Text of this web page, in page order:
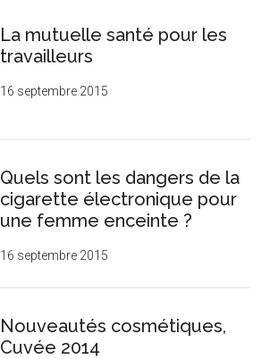
La mutuelle santé pour les
travailleurs
16 septembre 2015
Quels sont les dangers de la
cigarette électronique pour
une femme enceinte ?
16 septembre 2015
Nouveautés cosmétiques,
Cuvée 2014